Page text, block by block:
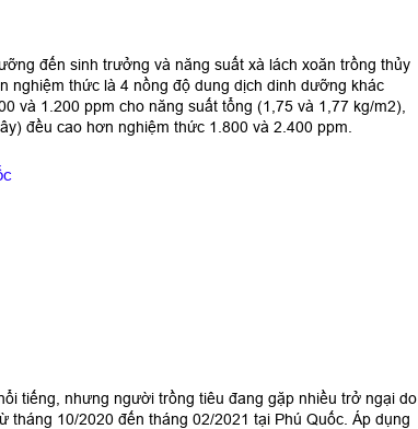
đến sinh trưởng và năng suất xà lách xoăn trồng thủy
nghiệm thức là 4 nồng độ dung dịch dinh dưỡng khác
và 1.200 ppm cho năng suất tổng (1,75 và 1,77 kg/m2),
đều cao hơn nghiệm thức 1.800 và 2.400 ppm.
tiếng, nhưng người trồng tiêu đang gặp nhiều trở ngại do
10/2020 đến tháng 02/2021 tại Phú Quốc. Áp dụng